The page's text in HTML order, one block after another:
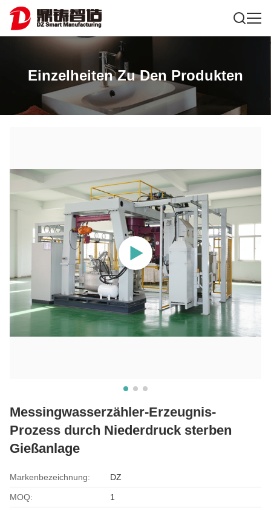
Einzelheiten Zu Den Produkten
Messingwasserzähler-Erzeugnis-
Prozess durch Niederdruck sterben
Gießanlage
Markenbezeichnung: DZ
MOQ: 1